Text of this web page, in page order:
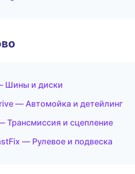
Шины и диски
— Автомойка и детейлинг
и сцепление
— Рулевое и подвеска